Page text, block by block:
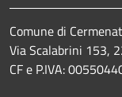
Comune di
Via Scalabrini 153,
CF e P.IVA: